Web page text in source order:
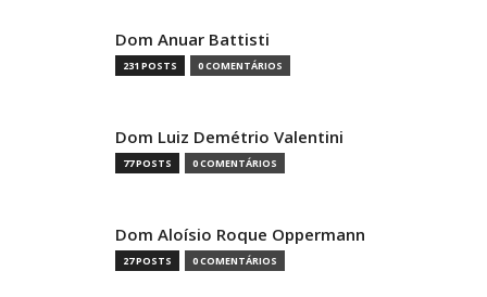
Dom Anuar Battisti
231 POSTS 0 COMENTÁRIOS
Dom Luiz Demétrio Valentini
77 POSTS 0 COMENTÁRIOS
Dom Aloísio Roque Oppermann
27 POSTS 0 COMENTÁRIOS